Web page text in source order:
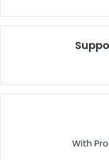
With